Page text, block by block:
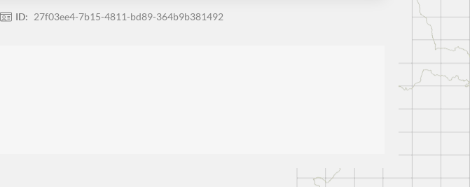
ID: 27f03ee4-7b15-4811-bd89-364b9b381492